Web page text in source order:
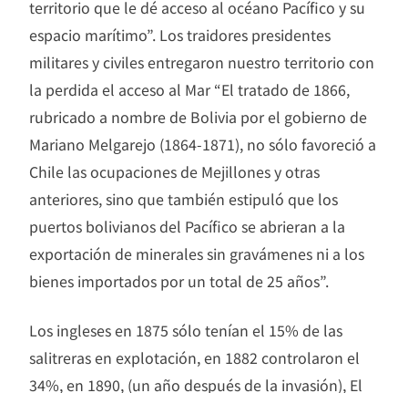
territorio que le dé acceso al océano Pacífico y su
espacio marítimo”. Los traidores presidentes
militares y civiles entregaron nuestro territorio con
la perdida el acceso al Mar “El tratado de 1866,
rubricado a nombre de Bolivia por el gobierno de
Mariano Melgarejo (1864-1871), no sólo favoreció a
Chile las ocupaciones de Mejillones y otras
anteriores, sino que también estipuló que los
puertos bolivianos del Pacífico se abrieran a la
exportación de minerales sin gravámenes ni a los
bienes importados por un total de 25 años”.
Los ingleses en 1875 sólo tenían el 15% de las
salitreras en explotación, en 1882 controlaron el
34%, en 1890, (un año después de la invasión), El